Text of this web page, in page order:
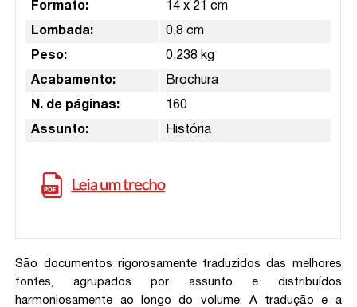
Formato: 14 x 21 cm
Lombada: 0,8 cm
Peso: 0,238 kg
Acabamento: Brochura
N. de páginas: 160
Assunto: História
São documentos rigorosamente traduzidos das melhores
fontes, agrupados por assunto e distribuídos
harmoniosamente ao longo do volume. A tradução e a